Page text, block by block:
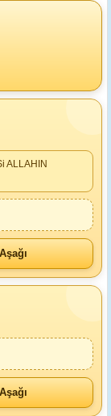
ALLAHIN
Aşağı
Aşağı